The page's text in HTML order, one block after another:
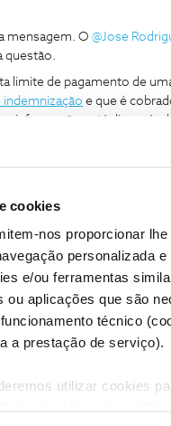
cookies
nos proporcionar lhe
personalizada e
e/ou ferramentas
ou aplicações que são
técnico
a prestação de serviço).
utilizar cookies
mensagem. O @Jose
questão.
limite de pagamento de
e que é
a informação está disponível
tipo de situação,
se surgir alguma
para ajudar.
a encontrar informação
e faça "Like" nos
através da opção